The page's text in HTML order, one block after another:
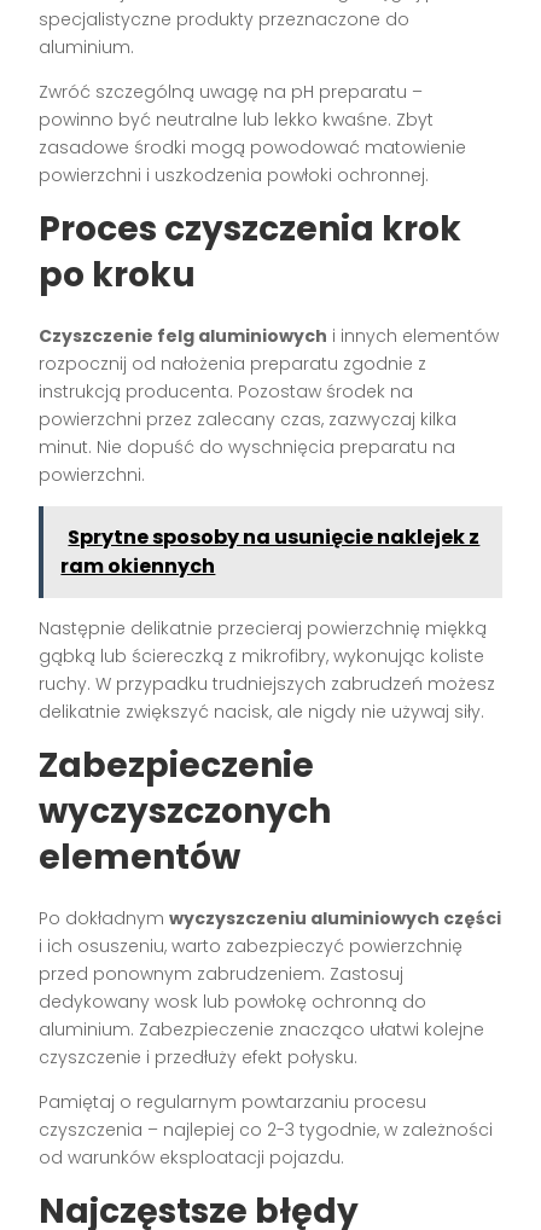
specjalistyczne produkty przeznaczone do
aluminium.
Zwróć szczególną uwagę na pH preparatu –
powinno być neutralne lub lekko kwaśne. Zbyt
zasadowe środki mogą powodować matowienie
powierzchni i uszkodzenia powłoki ochronnej.
Proces czyszczenia krok
po kroku
Czyszczenie felg aluminiowych i innych elementów
rozpocznij od nałożenia preparatu zgodnie z
instrukcją producenta. Pozostaw środek na
powierzchni przez zalecany czas, zazwyczaj kilka
minut. Nie dopuść do wyschnięcia preparatu na
powierzchni.
Sprytne sposoby na usunięcie naklejek z
ram okiennych
Następnie delikatnie przecieraj powierzchnię miękką
gąbką lub ściereczką z mikrofibry, wykonując koliste
ruchy. W przypadku trudniejszych zabrudzeń możesz
delikatnie zwiększyć nacisk, ale nigdy nie używaj siły.
Zabezpieczenie
wyczyszczonych
elementów
Po dokładnymwyczyszczeniu aluminiowych części
i ich osuszeniu, warto zabezpieczyć powierzchnię
przed ponownym zabrudzeniem. Zastosuj
dedykowany wosk lub powłokę ochronną do
aluminium. Zabezpieczenie znacząco ułatwi kolejne
czyszczenie i przedłuży efekt połysku.
Pamiętaj o regularnym powtarzaniu procesu
czyszczenia – najlepiej co 2-3 tygodnie, w zależności
od warunków eksploatacji pojazdu.
Najczęstsze błędy